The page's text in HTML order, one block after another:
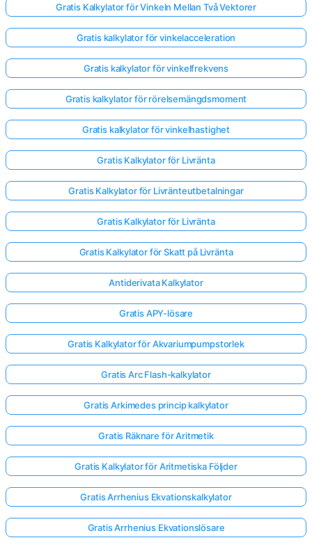
Gratis Kalkylator för Vinkeln Mellan Två Vektorer
Gratis kalkylator för vinkelacceleration
Gratis kalkylator för vinkelfrekvens
Gratis kalkylator för rörelsemängdsmoment
Gratis kalkylator för vinkelhastighet
Gratis Kalkylator för Livränta
Gratis Kalkylator för Livränteutbetalningar
Gratis Kalkylator för Livränta
Gratis Kalkylator för Skatt på Livränta
Antiderivata Kalkylator
Gratis APY-lösare
Gratis Kalkylator för Akvariumpumpstorlek
Gratis Arc Flash-kalkylator
Gratis Arkimedes princip kalkylator
Gratis Räknare för Aritmetik
Gratis Kalkylator för Aritmetiska Följder
Gratis Arrhenius Ekvationskalkylator
Gratis Arrhenius Ekvationslösare